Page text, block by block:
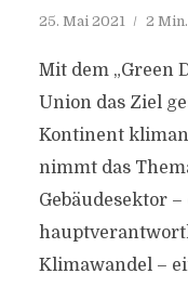
25. Mai 2021 2
Mit dem „Green
Union das Ziel
Kontinent
nimmt das
Gebäudesektor
Klimawandel –